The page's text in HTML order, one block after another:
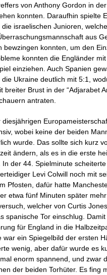
von Anthony Gordon in der
konnten. Daraufhin spielte
israelischen Junioren,
aus
bewzingen konnten, um den
konnten die Engländer
einziehen. Auch Spanien
Ukraine deutlich mit 5:1,
breiter Brust in der “Adjarabet
antraten.
diesjährigen
wobei keine der beiden
wurde. Das sollte sich kurz
ändern, als es in die erste
In der 44. Spielminute
Levi Colwill noch mit
Pfosten, dafür hatte
etwa fünf Minuten später
welcher von Curtis Jones
spanische Tor einschlug.
für England in die
war ein Spiegelbild der ersten
wenig, aber dafür wurde es
enorm spannend, und zwar
der beiden Torhüter. Es fing